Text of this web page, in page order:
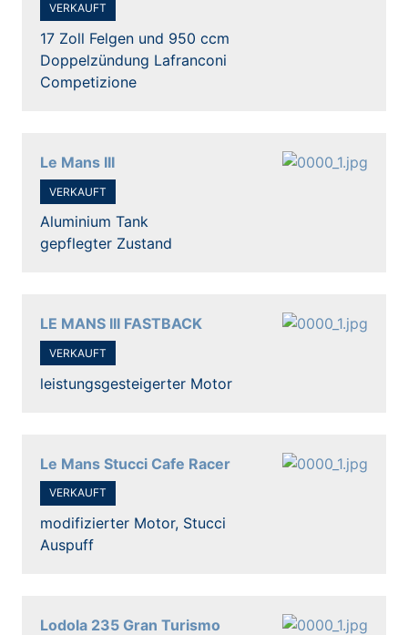
VERKAUFT
17 Zoll Felgen und 950 ccm
Doppelzündung Lafranconi
Competizione
Le Mans III
VERKAUFT
Aluminium Tank
gepflegter Zustand
LE MANS III FASTBACK
VERKAUFT
leistungsgesteigerter Motor
Le Mans Stucci Cafe Racer
VERKAUFT
modifizierter Motor, Stucci
Auspuff
Lodola 235 Gran Turismo